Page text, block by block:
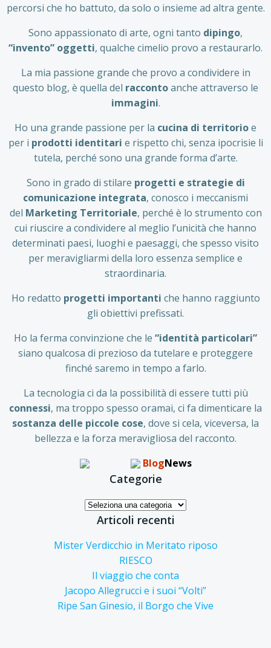
percorsi che ho battuto, da solo o insieme ad altra gente.
Sono appassionato di arte, ogni tanto dipingo,
“invento” oggetti, qualche cimelio provo a restaurarlo.
La mia passione grande che provo a condividere in
questo blog, è quella del raccontoanche attraverso le
immagini.
Ho una grande passione per la cucina di territorioe
per i prodotti identitari e rispetto chi, senza ipocrisie li
tutela, perché sono una grande forma d’arte.
Sono in grado di stilare progetti e strategie di
comunicazione integrata, conosco i meccanismi
del Marketing Territoriale, perché è lo strumento con
cui riuscire a condividere al meglio l’unicità che hanno
determinati paesi, luoghi e paesaggi, che spesso visito
per meravigliarmi della loro essenza semplice e
straordinaria.
Ho redatto progetti importanti che hanno raggiunto
gli obiettivi prefissati.
Ho la ferma convinzione che le “identità particolari”
siano qualcosa di prezioso da tutelare e proteggere
finché saremo in tempo a farlo.
La tecnologia ci da la possibilità di essere tutti più
connessi, ma troppo spesso oramai, ci fa dimenticare la
sostanza delle piccole cose, dove si cela, viceversa, la
bellezza e la forza meravigliosa del racconto.
BlogNews
Categorie
Categorie
Articoli recenti
Mister Verdicchio in Meritato riposo
RIESCO
Il viaggio che conta
Jacopo Allegrucci e i suoi “Volti”
Ripe San Ginesio, il Borgo che Vive